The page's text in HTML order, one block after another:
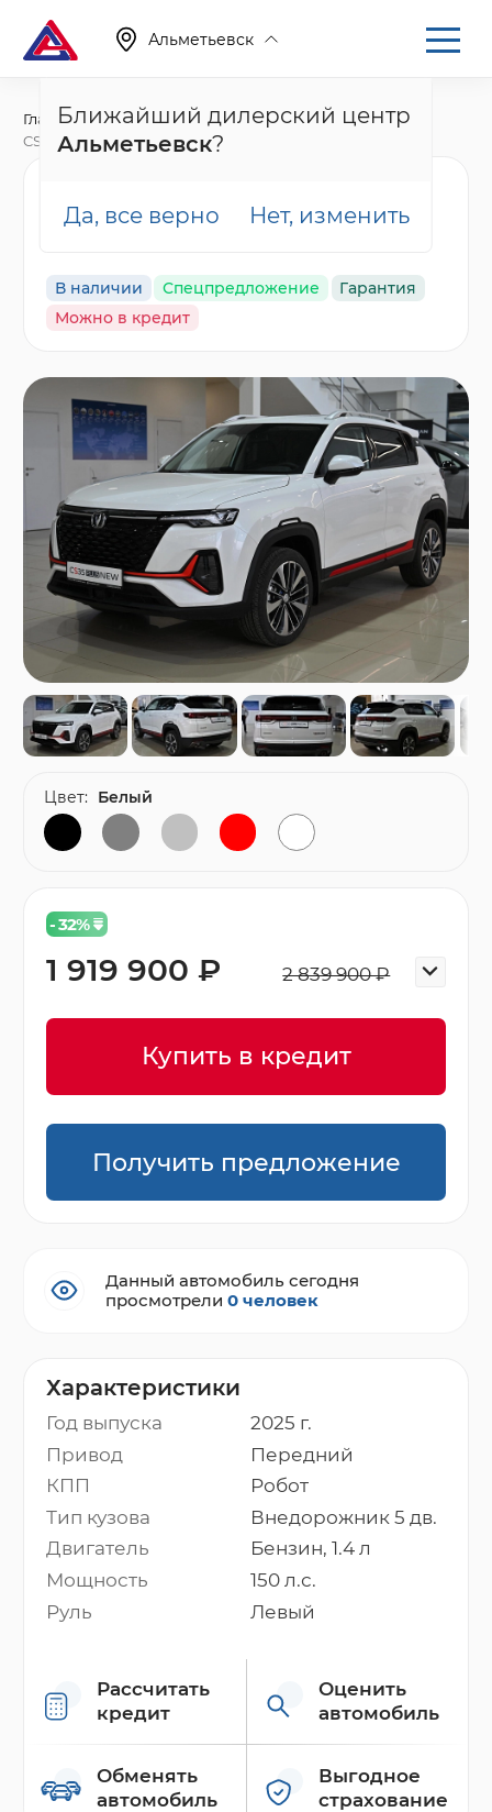
Альметьевск
Ближайший дилерский центр
Альметьевск?
Да, все верно Нет, изменить
Главная Каталог
Новые автомобили
CS35 Plus, I Рестайлинг
Changan CS35 Plus
Техно, белый
В наличии Спецпредложение
Гарантия
Можно в кредит
Характеристики
Год выпуска
2025 г.
Привод
Передний
КПП
Робот
Тип кузова
Внедорожник 5 дв.
Двигатель
Бензин, 1.4 л
Мощность
150 л.с.
Руль
Левый
Рассчитать
кредит
Оценить
автомобиль
Обменять
автомобиль
Выгодное
страхование
- 32%
2 839 900 ₽
1 919 900 ₽
Купить в кредит
Получить предложение
Цвет: Белый
Данный автомобиль сегодня
просмотрели0 человек